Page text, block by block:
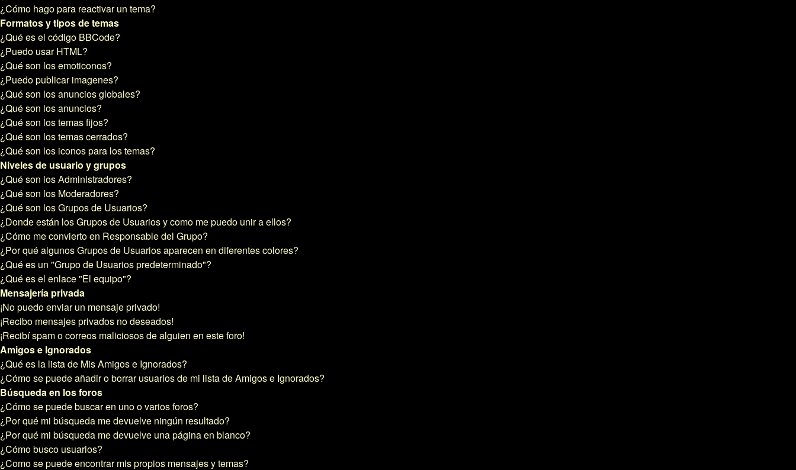
¿Cómo hago para reactivar un tema?
Formatos y tipos de temas
¿Qué es el código BBCode?
¿Puedo usar HTML?
¿Qué son los emoticonos?
¿Puedo publicar imagenes?
¿Qué son los anuncios globales?
¿Qué son los anuncios?
¿Qué son los temas fijos?
¿Qué son los temas cerrados?
¿Qué son los iconos para los temas?
Niveles de usuario y grupos
¿Qué son los Administradores?
¿Qué son los Moderadores?
¿Qué son los Grupos de Usuarios?
¿Donde están los Grupos de Usuarios y como me puedo unir a ellos?
¿Cómo me convierto en Responsable del Grupo?
¿Por qué algunos Grupos de Usuarios aparecen en diferentes colores?
¿Qué es un "Grupo de Usuarios predeterminado"?
¿Qué es el enlace "El equipo"?
Mensajería privada
¡No puedo enviar un mensaje privado!
¡Recibo mensajes privados no deseados!
¡Recibí spam o correos maliciosos de alguien en este foro!
Amigos e Ignorados
¿Qué es la lista de Mis Amigos e Ignorados?
¿Cómo se puede añadir o borrar usuarios de mi lista de Amigos e Ignorados?
Búsqueda en los foros
¿Cómo se puede buscar en uno o varios foros?
¿Por qué mi búsqueda me devuelve ningún resultado?
¿Por qué mi búsqueda me devuelve una página en blanco?
¿Cómo busco usuarios?
¿Como se puede encontrar mis propios mensajes y temas?